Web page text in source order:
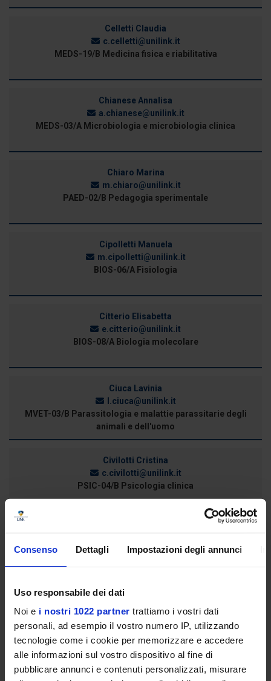
Consenso Dettagli Impostazioni degli annunci
Uso responsabile dei dati
Noi e i nostri 1022 partner trattiamo i vostri dati
personali, ad esempio il vostro numero IP, utilizzando
tecnologie come i cookie per memorizzare e accedere
alle informazioni sul vostro dispositivo al fine di
pubblicare annunci e contenuti personalizzati, misurare
Celletti Claudia
c.celletti@unilink.it
MEDS-19/B Medicina fisica e riabilitativa
Chianese Annalisa
a.chianese@unilink.it
MEDS-03/A Microbiologia e microbiologia clinica
Chiaro Marina
m.chiaro@unilink.it
PAED-02/B Pedagogia sperimentale
Cipolletti Manuela
m.cipolletti@unilink.it
BIOS-06/A Fisiologia
Citterio Elisabetta
e.citterio@unilink.it
BIOS-08/A Biologia molecolare
Ciuca Lavinia
l.ciuca@unilink.it
MVET-03/B Parassitologia e malattie parassitarie degli
animali e dell'uomo
Civilotti Cristina
c.civilotti@unilink.it
PSIC-04/B Psicologia clinica
Conforti Claudio
c.conforti@unilink.it
MEDS-10/C Malattie cutanee e veneree
s.consalvi@unilink.it
CHEM-07/A Chimica farmaceutica
Costa Gianluca